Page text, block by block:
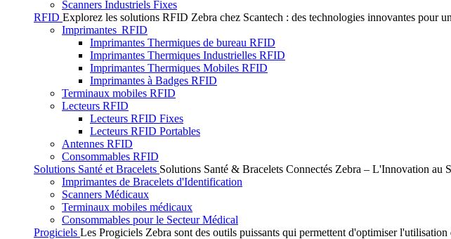
Scanners Industriels Fixes
RFID Explorez les solutions RFID Zebra chez Scantech : des technologies innovantes pour
Imprimantes RFID
Imprimantes Thermiques de bureau RFID
Imprimantes Thermiques Industrielles RFID
Imprimantes Thermiques Mobiles RFID
Imprimantes à Badges RFID
Terminaux mobiles RFID
Lecteurs RFID
Lecteurs RFID Fixes
Lecteurs RFID Portables
Antennes RFID
Consommables RFID
Solutions Santé et Bracelets Solutions Santé & Bracelets Connectés Zebra – L'Innovation au
Imprimantes de Bracelets d'Identification
Scanners Médicaux
Terminaux mobiles médicaux
Consommables pour le Secteur Médical
Progiciels Les Progiciels Zebra sont des outils puissants qui permettent d'optimiser